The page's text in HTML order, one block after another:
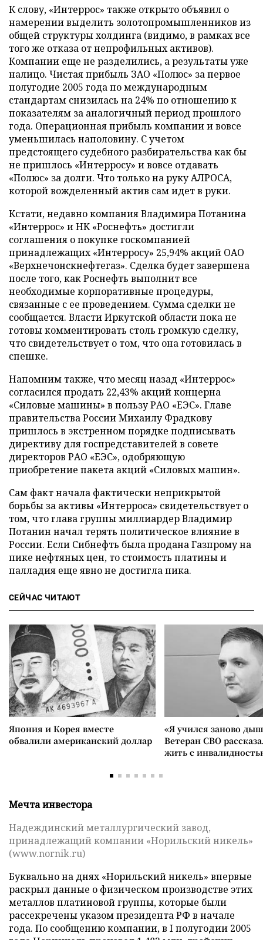
К слову, «Интеррос» также открыто объявил о
намерении выделить золотопромышленников из
общей структуры холдинга (видимо, в рамках все
того же отказа от непрофильных активов).
Компании еще не разделились, а результаты уже
налицо. Чистая прибыль ЗАО «Полюс» за первое
полугодие 2005 года по международным
стандартам снизилась на 24% по отношению к
показателям за аналогичный период прошлого
года. Операционная прибыль компании и вовсе
уменьшилась наполовину. С учетом
предстоящего судебного разбирательства как бы
не пришлось «Интерросу» и вовсе отдавать
«Полюс» за долги. Что только на руку АЛРОСА,
которой вожделенный актив сам идет в руки.
Кстати, недавно компания Владимира Потанина
«Интеррос» и НК «Роснефть» достигли
соглашения о покупке госкомпанией
принадлежащих «Интерросу» 25,94% акций ОАО
«Верхнечонскнефтегаз». Сделка будет завершена
после того, как Роснефть выполнит все
необходимые корпоративные процедуры,
связанные с ее проведением. Сумма сделки не
сообщается. Власти Иркутской области пока не
готовы комментировать столь громкую сделку,
что свидетельствует о том, что она готовилась в
спешке.
Напомним также, что месяц назад «Интеррос»
согласился продать 22,43% акций концерна
«Силовые машины» в пользу РАО «ЕЭС». Главе
правительства России Михаилу Фрадкову
пришлось в экстренном порядке подписывать
директиву для госпредставителей в совете
директоров РАО «ЕЭС», одобряющую
приобретение пакета акций «Силовых машин».
Сам факт начала фактически неприкрытой
борьбы за активы «Интерроса» свидетельствует о
том, что глава группы миллиардер Владимир
Потанин начал терять политическое влияние в
России. Если Сибнефть была продана Газпрому на
пике нефтяных цен, то стоимость платины и
палладия еще явно не достигла пика.
СЕЙЧАС ЧИТАЮТ
Япония и Корея вместе
обвалили американский доллар
«Я учился заново
Ветеран СВО
жить с
Мечта инвестора
Надеждинский металлургический завод,
принадлежащий компании «Норильский никель»
(www.nornik.ru)
Буквально на днях «Норильский никель» впервые
раскрыл данные о физическом производстве этих
металлов платиновой группы, которые были
рассекречены указом президента РФ в начале
года. По сообщению компании, в I полугодии 2005